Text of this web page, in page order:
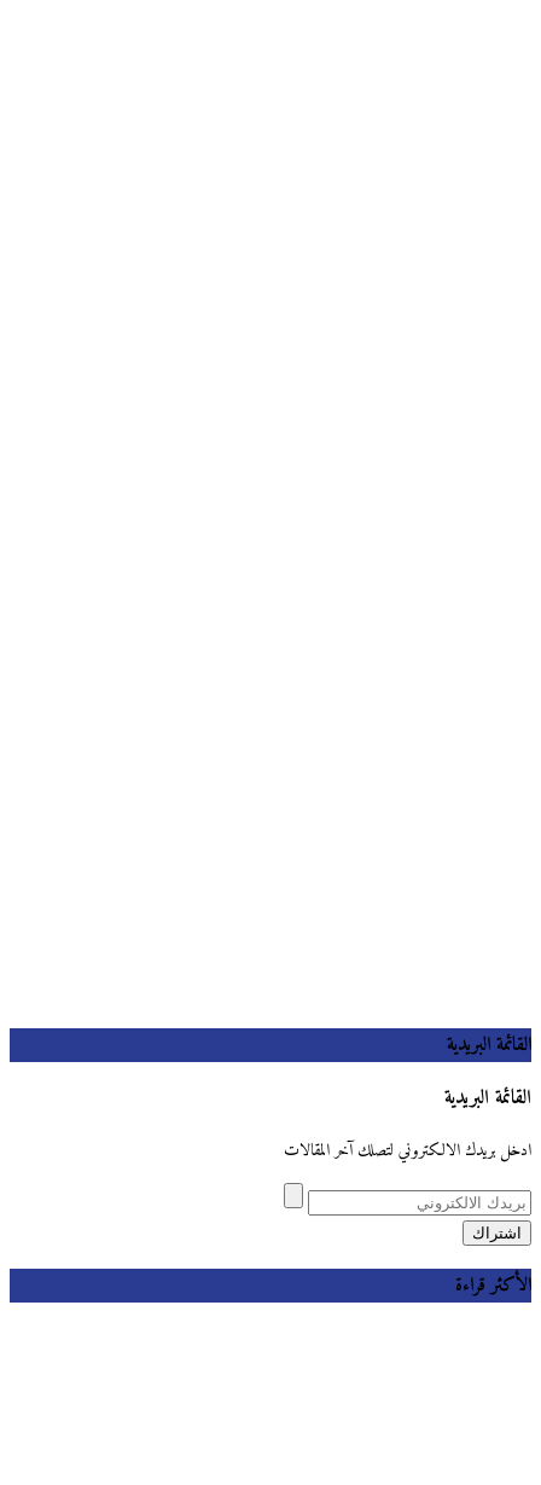
القائمة البريدية
القائمة البريدية
ادخل بريدك الالكتروني لتصلك آخر المقالات
الأكثر قراءة